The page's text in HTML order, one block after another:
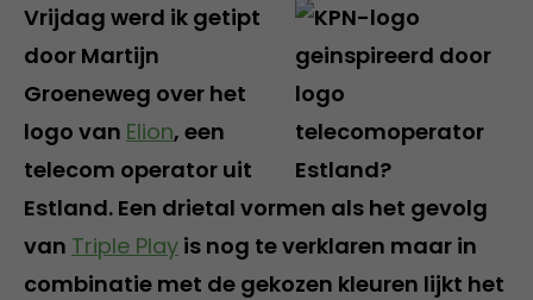
Vrijdag werd ik getipt
door Martijn
Groeneweg over het
logo van Elion, een
telecom operator uit
Estland. Een drietal vormen als het gevolg
van Triple Play is nog te verklaren maar in
combinatie met de gekozen kleuren lijkt het